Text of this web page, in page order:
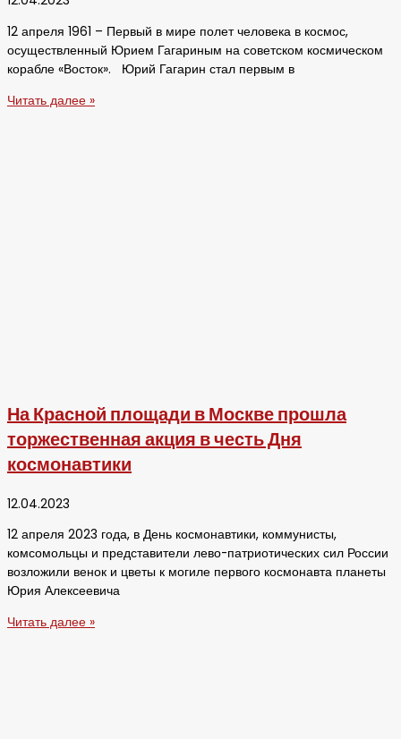
12 апреля 1961 – Первый в мире полет человека в космос,
осуществленный Юрием Гагариным на советском космическом
корабле «Восток». Юрий Гагарин стал первым в
Читать далее »
На Красной площади в Москве прошла
торжественная акция в честь Дня
космонавтики
12.04.2023
12 апреля 2023 года, в День космонавтики, коммунисты,
комсомольцы и представители лево-патриотических сил России
возложили венок и цветы к могиле первого космонавта планеты
Юрия Алексеевича
Читать далее »